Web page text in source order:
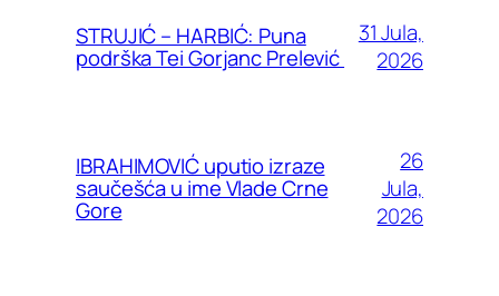
STRUJIĆ – HARBIĆ: Puna
podrška Tei Gorjanc Prelević
31 Jula,
2026
IBRAHIMOVIĆ uputio izraze
saučešća u ime Vlade Crne
Gore
26
Jula,
2026